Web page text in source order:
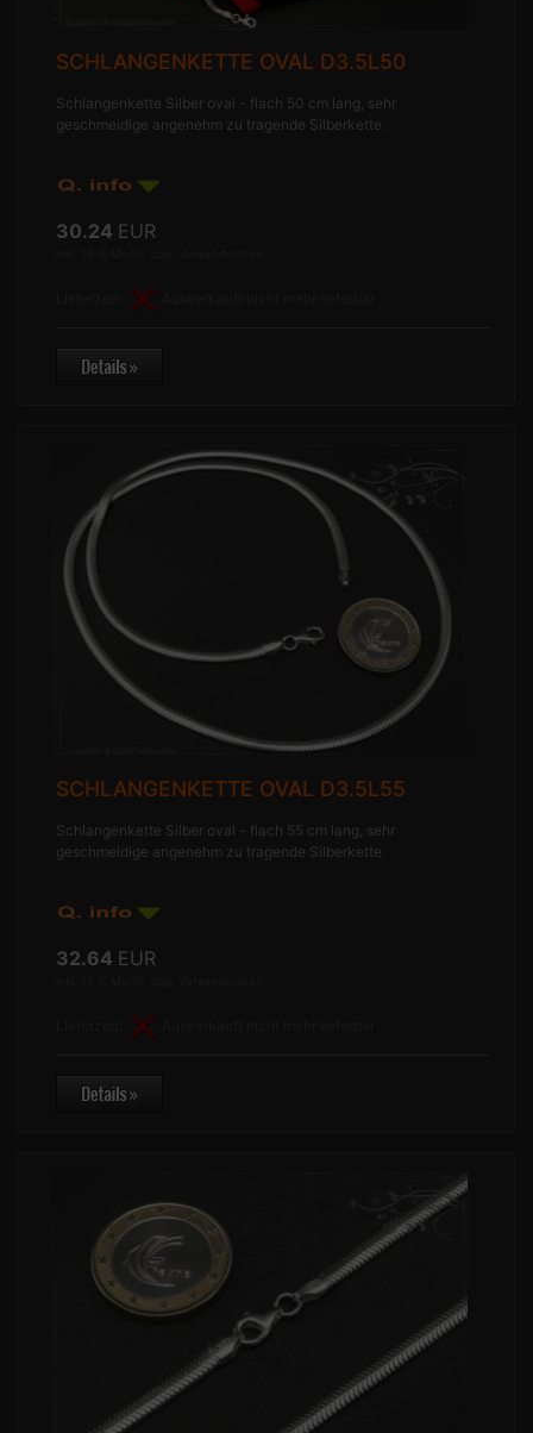
SCHLANGENKETTE OVAL D3.5L50
Schlangenkette Silber oval - flach 50 cm lang, sehr
geschmeidige angenehm zu tragende Silberkette.
30.24 EUR
SCHLANGENKETTE OVAL D3.5L55
Schlangenkette Silber oval - flach 55 cm lang, sehr
geschmeidige angenehm zu tragende Silberkette.
32.64 EUR